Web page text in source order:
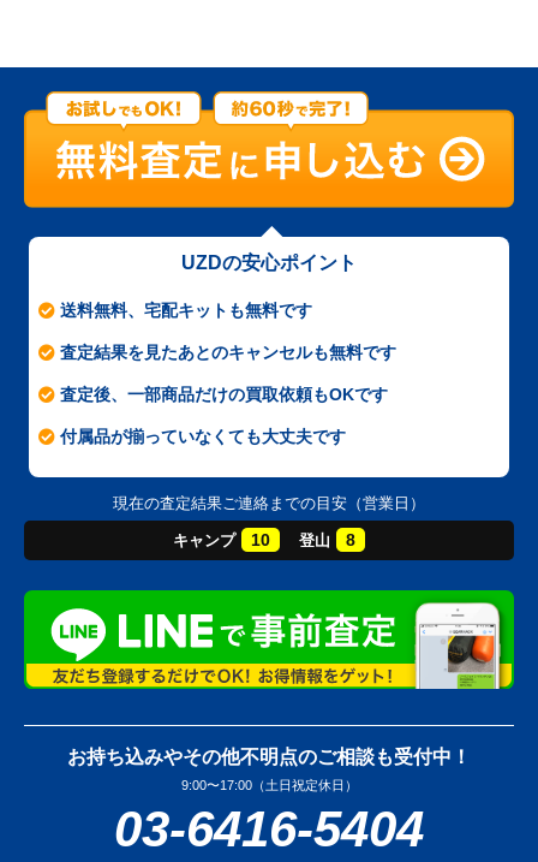
UZDの安心ポイント
送料無料、宅配キットも無料です
査定結果を見たあとのキャンセルも無料です
査定後、一部商品だけの買取依頼もOKです
付属品が揃っていなくても大丈夫です
現在の査定結果ご連絡までの目安（営業日）
キャンプ 10 登山 8
お持ち込みやその他不明点のご相談も受付中！
9:00〜17:00（土日祝定休日）
03-6416-5404